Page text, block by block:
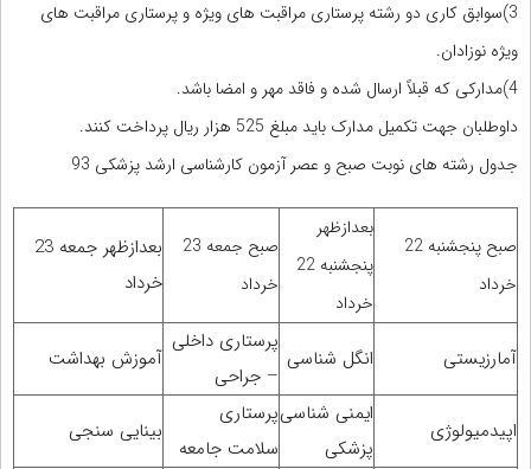
3)سوابق کاری دو رشته پرستاری مراقبت های ویژه و پرستاری مراقبت های
ویژه نوزادان.
4)مدارکی که قبلاً ارسال شده و فاقد مهر و امضا باشد.
داوطلبان جهت تکمیل مدارک باید مبلغ 525 هزار ریال پرداخت کنند.
جدول رشته های نوبت صبح و عصر آزمون کارشناسی ارشد پزشکی 93
صبح پنجشنبه 22
خرداد
بعدازظهر
پنجشنبه 22
خرداد
صبح جمعه 23
خرداد
بعدازظهر جمعه 23
خرداد
آمارزیستی انگل شناسی
پرستاری داخلی
– جراحی
آموزش بهداشت
اپیدمیولوژی
ایمنی شناسی
پزشکی
پرستاری
سلامت جامعه
بینایی سنجی